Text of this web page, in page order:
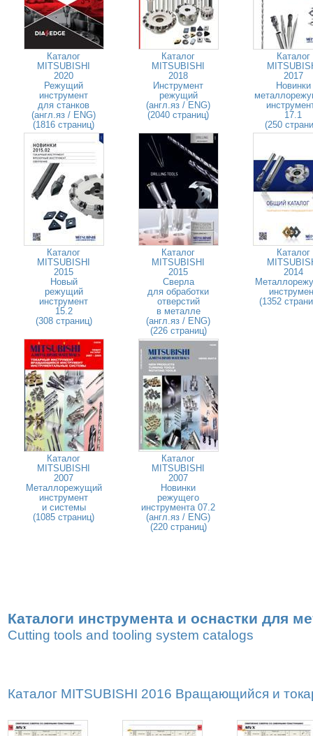
Каталог
MITSUBISHI
2020
Режущий
инструмент
для станков
(англ.яз / ENG)
(1816 страниц)
Каталог
MITSUBISHI
2018
Инструмент
режущий
(англ.яз / ENG)
(2040 страниц)
Каталог
2017
Новинки
17.1
(250
Каталог
MITSUBISHI
2015
Новый
режущий
инструмент
15.2
(308 страниц)
Каталог
MITSUBISHI
2015
Сверла
для обработки
отверстий
в металле
(англ.яз / ENG)
(226 страниц)
Каталог
2014
(1352
Каталог
MITSUBISHI
2007
Металлорежущий
инструмент
и системы
(1085 страниц)
Каталог
MITSUBISHI
2007
Новинки
режущего
инструмента 07.2
(англ.яз / ENG)
(220 страниц)
Каталоги инструмента и оснастки для
Cutting tools and tooling system catalogs
Каталог MITSUBISHI 2016 Вращающийся и